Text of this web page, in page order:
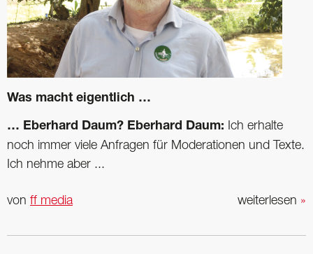
Was macht eigentlich …
… Eberhard Daum? Eberhard Daum: Ich erhalte
noch immer viele Anfragen für Moderationen und Texte.
Ich nehme aber ...
weiterlesen »
von ff media